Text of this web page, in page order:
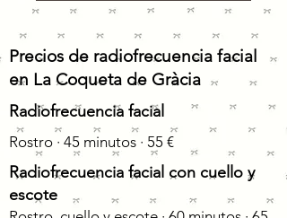
Precios de radiofrecuencia facial
en La Coqueta de Gràcia
Radiofrecuencia facial
Rostro · 45 minutos · 55 €
Radiofrecuencia facial con cuello y
escote